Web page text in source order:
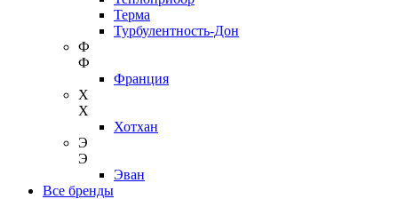
Терма
Турбулентность-Дон
Ф
Ф
Франция
Х
Х
Хотхан
Э
Э
Эван
Все бренды